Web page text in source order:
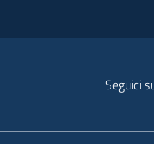
Seguici